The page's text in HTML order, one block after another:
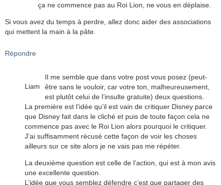
ça ne commence pas au Roi Lion, ne vous en déplaise.
Si vous avez du temps à perdre, allez donc aider des associations
qui mettent la main à la pâte.
Répondre
Liam
Il me semble que dans votre post vous posez (peut-
être sans le vouloir, car votre ton, malheureusement,
est plutôt celui de l’insulte gratuite) deux questions.
La première est l’idée qu’il est vain de critiquer Disney parce
que Disney fait dans le cliché et puis de toute façon cela ne
commence pas avec le Roi Lion alors pourquoi le critiquer.
J’ai suffisamment récusé cette façon de voir les choses
ailleurs sur ce site alors je ne vais pas me répéter.
La deuxième question est celle de l’action, qui est à mon avis
une excellente question.
L’idée que vous semblez défendre c’est que partager des